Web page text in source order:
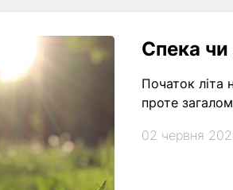
Спека чи
Початок літа
проте
02 червня